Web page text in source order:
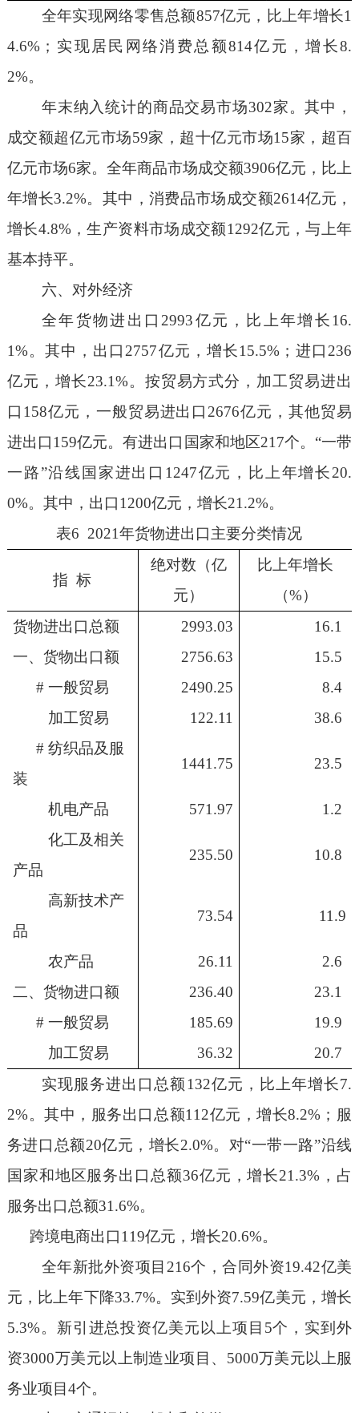
全年实现网络零售总额857亿元， 比上年增长1
4.6%；实现居民网络消费总额814亿元，增长8.
2%。
年末纳入统计的商品交易市场302家。其中，
成交额超亿元市场59家，超十亿元市场15家，超百
亿元市场6家。全年商品市场成交额3906亿元，比上
年增长3.2%。其中，消费品市场成交额2614亿元，
增长4.8%，生产资料市场成交额1292亿元，与上年
基本持平。
六、对外经济
全年货物进出口2993亿元，比上年增长16.
1%。其中，出口2757亿元，增长15.5%；进口236
亿元，增长23.1%。按贸易方式分，加工贸易进出
口 158亿元，一般贸易进出口2676亿元，其他贸易
进出口159亿元。有进出口国家和地区217个。“一带
一路”沿线国家进出口 1247亿元，比上年增长20.
0%。其中，出口1200亿元，增长21.2%。
表6 2021年货物进出口主要分类情况
指 标
绝对数（亿
元）
比上年增长
（%）
货物进出口总额
2993.03
16.1
一、货物出口额
2756.63
15.5
# 一般贸易
2490.25
8.4
加工贸易
122.11
38.6
# 纺织品及服
装
1441.75 23.5
机电产品 571.97
1.2
化工及相关
产品
235.50 10.8
高新技术产
品
73.54 11.9
农产品 26.11
2.6
二、货物进口额
236.40
23.1
# 一般贸易
185.69 19.9
加工贸易
36.32
20.7
实现服务进出口总额132亿元，比上年增长7.
2%。其中，服务出口总额112亿元，增长8.2% ；服
务进口总额20亿元，增长2.0%。对“一带一路”沿线
国家和地区服务出口总额36亿元，增长21.3% ，占
服务出口总额31.6%。
跨境电商出口119亿元，增长20.6%。
全年新批外资项目 216个，合同外资19.42亿美
元， 比上年下降33.7%。实到外资7.59亿美元，增长
5.3%。新引进总投资亿美元以上项目 5个， 实到外
资3000万美元以上制造业项目、 5000万美元以上服
务业项目 4个。